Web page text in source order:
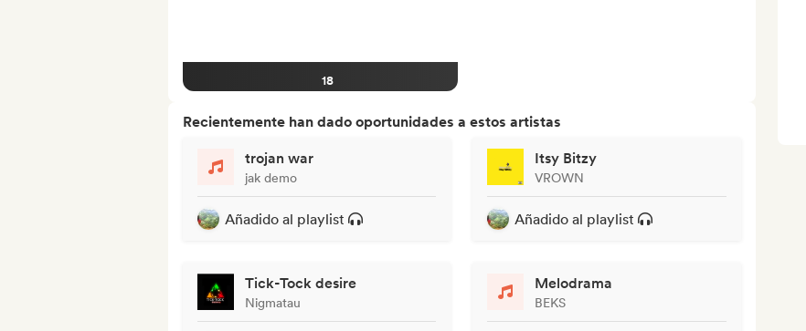
18
Recientemente han dado oportunidades a estos artistas
trojan war
jak demo
Añadido al playlist
Itsy Bitzy
VROWN
Añadido al playlist
Tick-Tock desire
Nigmatau
Melodrama
BEKS